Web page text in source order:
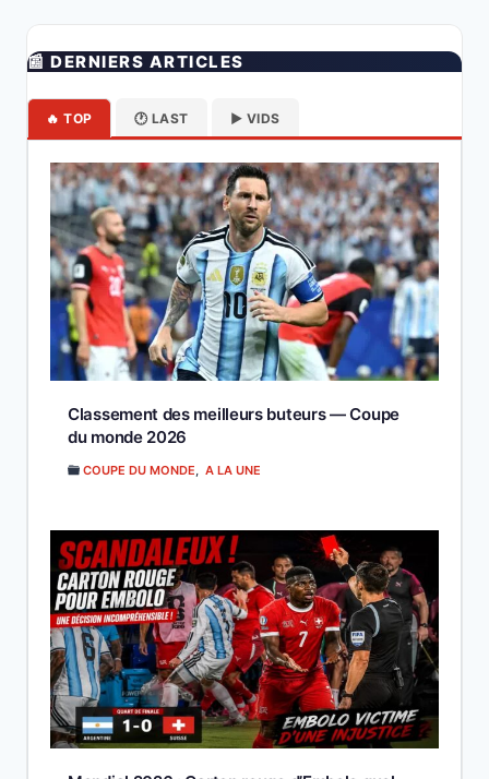
📰 DERNIERS ARTICLES
🔥 TOP 🕐 LAST ▶️ VIDS
Classement des meilleurs buteurs — Coupe
du monde 2026
COUPE DU MONDE, A LA UNE